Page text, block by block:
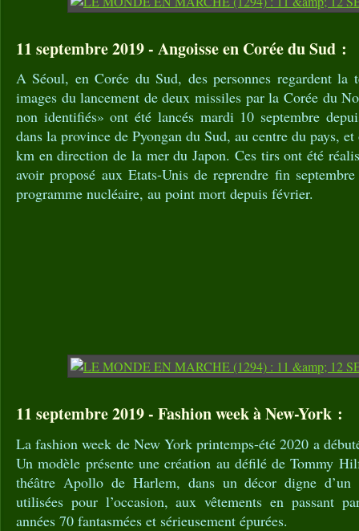
11 septembre 2019 - Angoisse en Corée du Sud :
A Séoul, en Corée du Sud, des personnes regardent la
images du lancement de deux missiles par la Corée du
non identifiés» ont été lancés mardi 10 septembre
dans la province de Pyongan du Sud, au centre du pays,
km en direction de la mer du Japon. Ces tirs ont été
avoir proposé aux Etats-Unis de reprendre fin
programme nucléaire, au point mort depuis février.
11 septembre 2019 - Fashion week à New-York :
La fashion week de New York printemps-été 2020 a
Un modèle présente une création au défilé de Tommy
théâtre Apollo de Harlem, dans un décor digne
utilisées pour l’occasion, aux vêtements en passant
années 70 fantasmées et sérieusement épurées.